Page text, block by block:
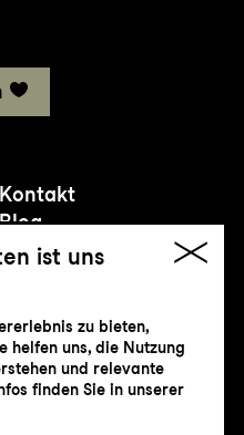
Kontakt
und Theater
ist uns
zu bieten,
helfen uns, die Nutzung
und relevante
finden Sie in unserer